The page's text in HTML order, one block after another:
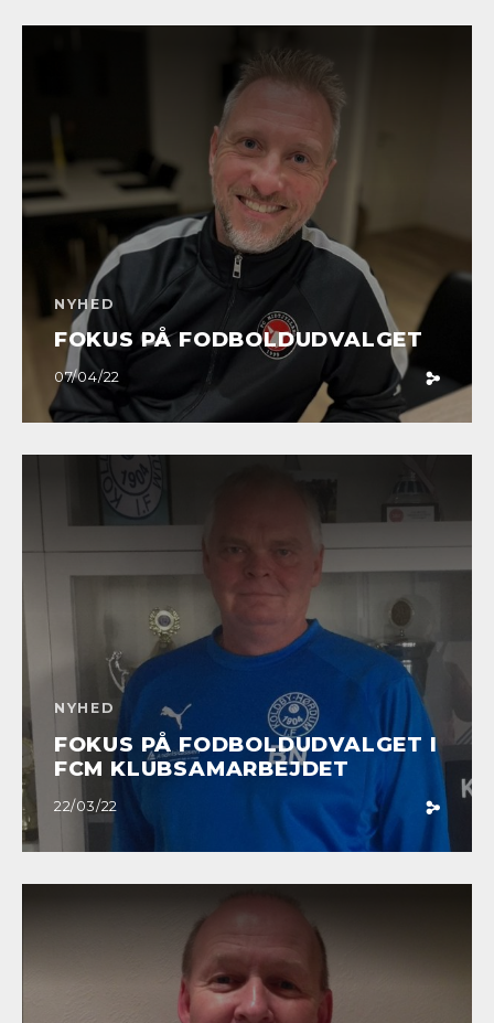
NYHED
FOKUS PÅ FODBOLDUDVALGET
07/04/22
NYHED
FOKUS PÅ FODBOLDUDVALGET I
FCM KLUBSAMARBEJDET
22/03/22